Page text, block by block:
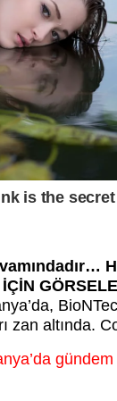
GÖRSELE
zan altında.
gündem